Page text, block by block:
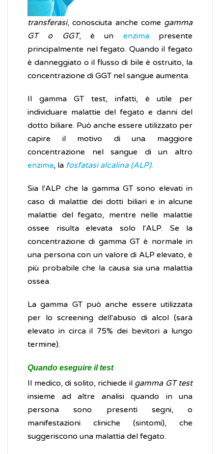
transferasi, conosciuta anche come gamma
GT o GGT, è un enzima presente
principalmente nel fegato. Quando il fegato
è danneggiato o il flusso di bile è ostruito, la
concentrazione di GGT nel sangue aumenta.
Il gamma GT test, infatti, è utile per
individuare malattie del fegato e danni del
dotto biliare. Può anche essere utilizzato per
capire il motivo di una maggiore
concentrazione nel sangue di un altro
enzima, la fosfatasi alcalina (ALP).
Sia l'ALP che la gamma GT sono elevati in
caso di malattie dei dotti biliari e in alcune
malattie del fegato, mentre nelle malattie
ossee risulta elevata solo l'ALP. Se la
concentrazione di gamma GT è normale in
una persona con un valore di ALP elevato, è
più probabile che la causa sia una malattia
ossea.
La gamma GT può anche essere utilizzata
per lo screening dell'abuso di alcol (sarà
elevato in circa il 75% dei bevitori a lungo
termine).
Quando eseguire il test
Il medico, di solito, richiede il gamma GT test
insieme ad altre analisi quando in una
persona sono presenti segni, o
manifestazioni cliniche (sintomi), che
suggeriscono una malattia del fegato.